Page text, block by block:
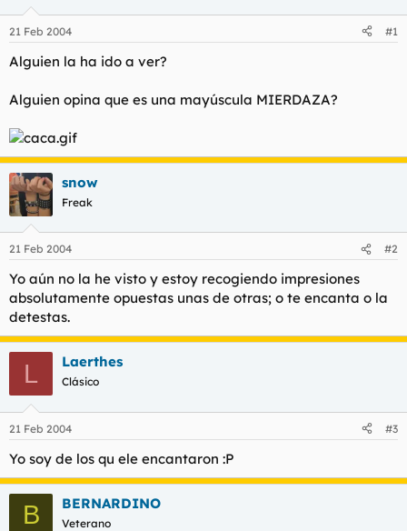
a
d
o
r
d
l
e
m
a
i
n
i
21 Feb 2004 #1
Alguien la ha ido a ver?
Alguien opina que es una mayúscula MIERDAZA?
snow
Freak
21 Feb 2004 #2
Yo aún no la he visto y estoy recogiendo impresiones
absolutamente opuestas unas de otras; o te encanta o la
detestas.
L Laerthes
Clásico
21 Feb 2004 #3
Yo soy de los qu ele encantaron :P
B BERNARDINO
Veterano